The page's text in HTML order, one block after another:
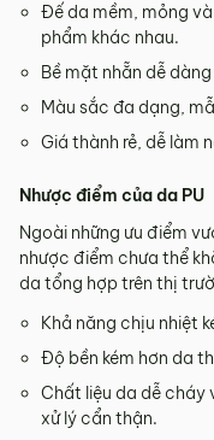
Đế da mềm, mỏng và
phẩm khác nhau.
Bề mặt nhẵn dễ
Màu sắc đa dạng,
Giá thành rẻ, dễ làm
Nhược điểm của da PU
Ngoài những ưu điểm
nhược điểm chưa thể
da tổng hợp trên thị
Khả năng chịu nhiệt
Độ bền kém hơn da
Chất liệu da dễ cháy
xử lý cẩn thận.